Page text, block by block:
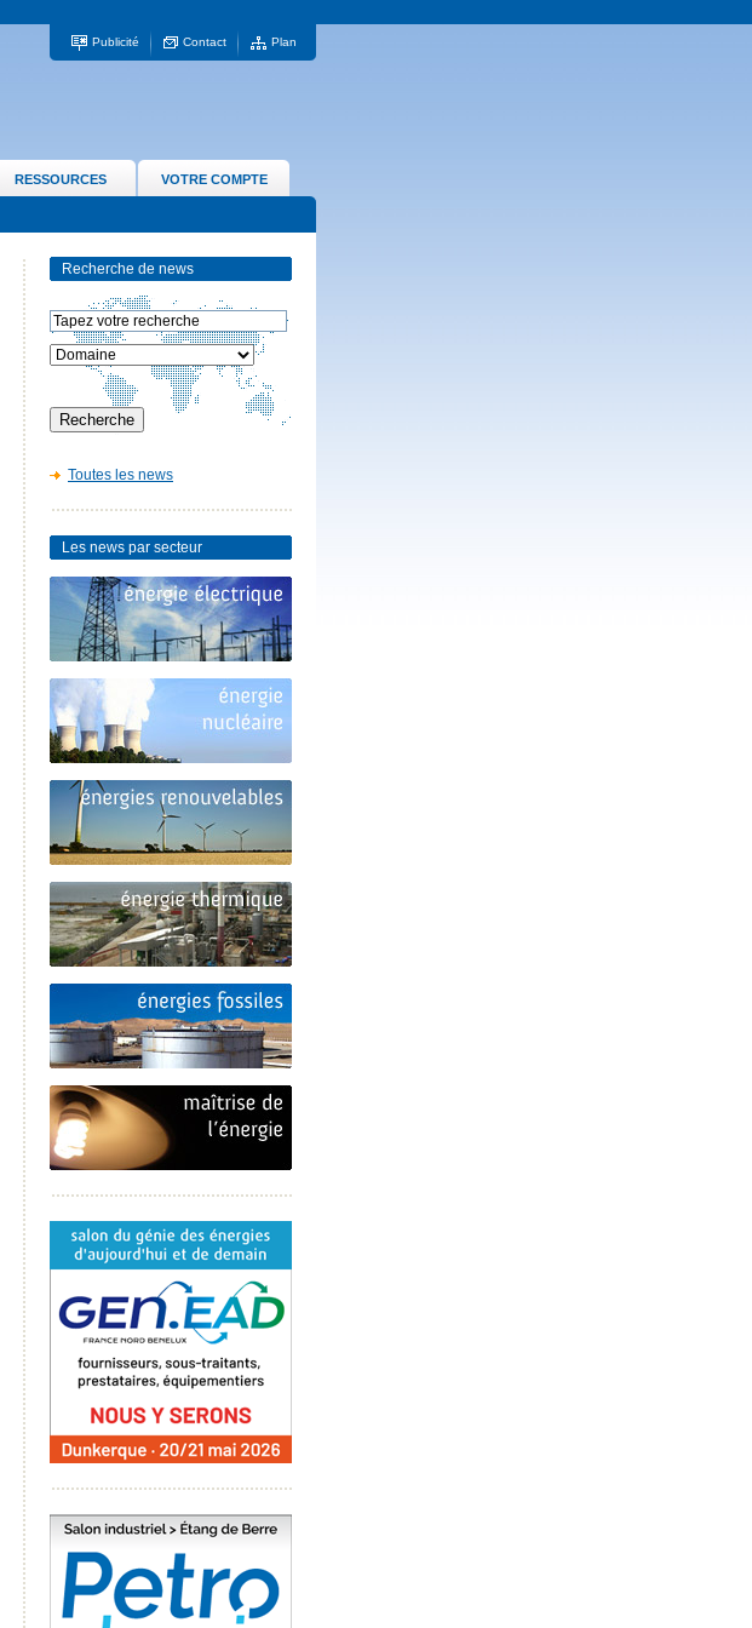
Publicité Contact Plan
RESSOURCES VOTRE COMPTE
Recherche de news
Toutes les news
Les news par secteur